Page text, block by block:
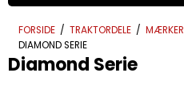
FORSIDE / TRAKTORDELE / MÆRKER
DIAMOND SERIE
Diamond Serie